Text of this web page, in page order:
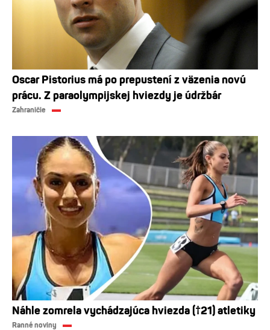
Oscar Pistorius má po prepustení z väzenia novú
prácu. Z paraolympijskej hviezdy je údržbár
Zahraničie
Náhle zomrela vychádzajúca hviezda (†21) atletiky
Ranné noviny